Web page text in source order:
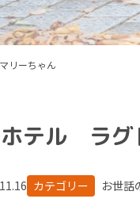
リーちゃん
テル ラグ
カテゴリー お世話